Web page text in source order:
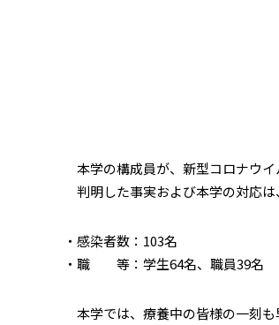
本学の構成員が、新型コロナウイ
判明した事実および本学の対応は
・感染者数：103名
・職 等：学生64名、職員39名
本学では、療養中の皆様の一刻も